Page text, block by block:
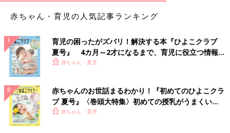
赤ちゃん・育児の人気記事ランキング
育児の困ったがズバリ！解決する本『ひよこクラブ
夏号』 4カ月～2才になるまで、育児に役立つ情報が
いっぱい！
赤ちゃん・育児
赤ちゃんのお世話まるわかり！『初めてのひよこクラ
ブ 夏号』〈巻頭大特集〉初めての授乳がうまくい
く！ おっぱい・ミルクの基本と夏のトラブル 解決テ
赤ちゃん・育児